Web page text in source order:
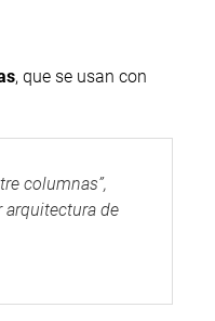
, que se usan con
columnas”,
arquitectura de